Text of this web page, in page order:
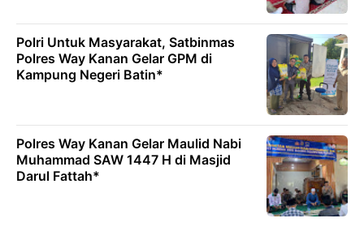
Polri Untuk Masyarakat, Satbinmas
Polres Way Kanan Gelar GPM di
Kampung Negeri Batin*
Polres Way Kanan Gelar Maulid Nabi
Muhammad SAW 1447 H di Masjid
Darul Fattah*